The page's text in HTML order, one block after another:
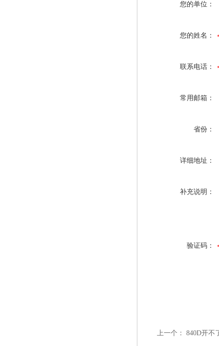
您的单位：
您的姓名：
联系电话：
常用邮箱：
省份：
详细地址：
补充说明：
验证码：
上一个： 840D开不